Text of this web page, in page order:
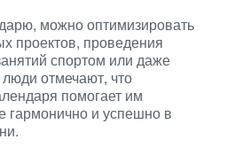
можно оптимизировать
проектов, проведения
спортом или даже
отмечают, что
помогает им
гармонично и успешно в